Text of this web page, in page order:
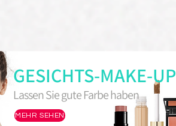
GESICHTS-MAKE-UP
Lassen Sie gute Farbe haben
MEHR SEHEN